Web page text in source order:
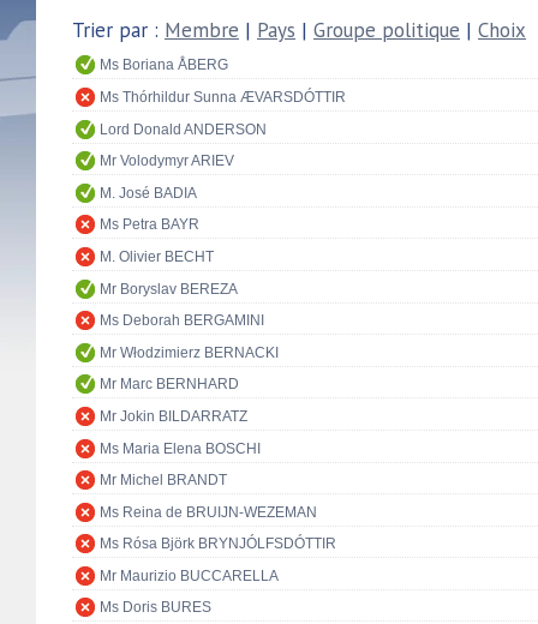
Trier par : Membre | Pays | Groupe politique | Choix
Ms Boriana ÅBERG
Ms Thórhildur Sunna ÆVARSDÓTTIR
Lord Donald ANDERSON
Mr Volodymyr ARIEV
M. José BADIA
Ms Petra BAYR
M. Olivier BECHT
Mr Boryslav BEREZA
Ms Deborah BERGAMINI
Mr Włodzimierz BERNACKI
Mr Marc BERNHARD
Mr Jokin BILDARRATZ
Ms Maria Elena BOSCHI
Mr Michel BRANDT
Ms Reina de BRUIJN-WEZEMAN
Ms Rósa Björk BRYNJÓLFSDÓTTIR
Mr Maurizio BUCCARELLA
Ms Doris BURES